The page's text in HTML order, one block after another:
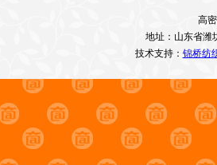
高
地址：山东省潍
技术支持： 锦桥纺